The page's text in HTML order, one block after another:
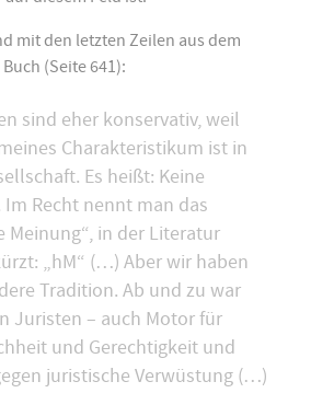
mit den letzten Zeilen aus dem
(Seite 641):
sind eher konservativ, weil
Charakteristikum ist in
Es heißt: Keine
Im Recht nennt man das
Meinung“, in der Literatur
„hM“ (…) Aber wir haben
Tradition. Ab und zu war
Juristen – auch Motor für
und Gerechtigkeit und
juristische Verwüstung (…)